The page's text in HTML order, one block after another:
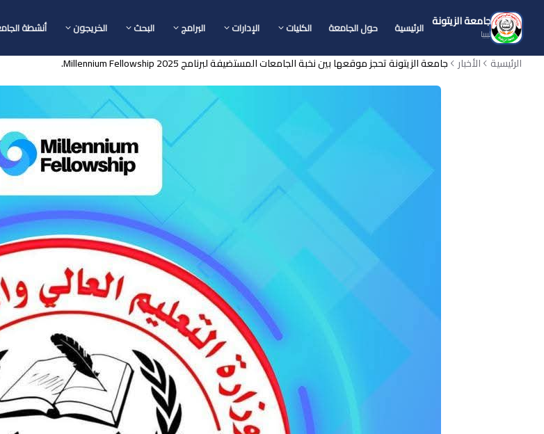
جامعة الزيتونة
ليبيا الرئيسية حول الجامعة الكليات الإدارات البرامج البحث الخريجون أنشطة
الرئيسية الأخبار جامعة الزيتونة تحجز موقعها بين نخبة الجامعات المستضيفة لبرنامج Millennium Fellowship 2025.